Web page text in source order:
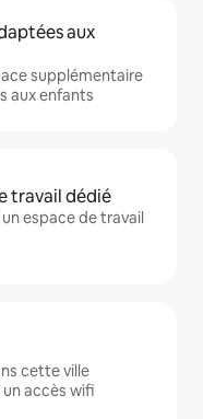
aux
supplémentaire
aux enfants
travail dédié
espace de travail
cette ville
accès wifi